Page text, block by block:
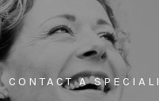
CONTACT A